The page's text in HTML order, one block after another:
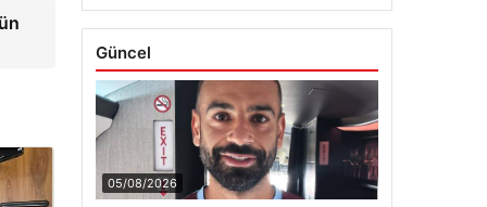
Güncel
05/08/2026